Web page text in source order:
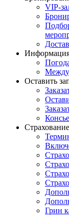
VIP-
Оставить
Страхование
Грин